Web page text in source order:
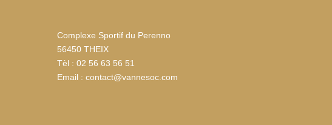
Complexe Sportif du Perenno
56450 THEIX
Tèl : 02 56 63 56 51
Email : contact@vannesoc.com